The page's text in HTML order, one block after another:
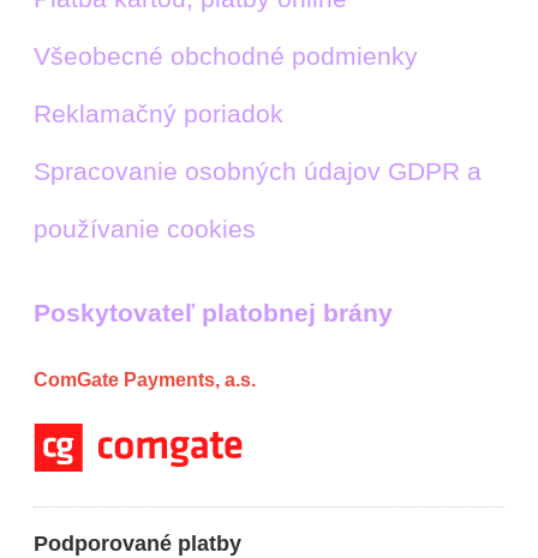
Všeobecné obchodné podmienky
Reklamačný poriadok
Spracovanie osobných údajov GDPR a
používanie cookies
Poskytovateľ platobnej brány
ComGate Payments, a.s.
Podporované platby